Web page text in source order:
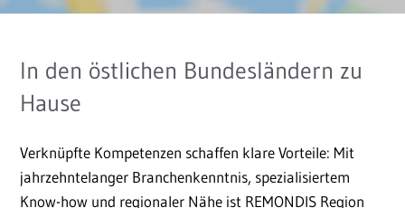
In den östlichen Bundesländern zu
Hause
Verknüpfte Kompetenzen schaffen klare Vorteile: Mit
jahrzehntelanger Branchenkenntnis, spezialisiertem
Know-how und regionaler Nähe ist REMONDIS Region